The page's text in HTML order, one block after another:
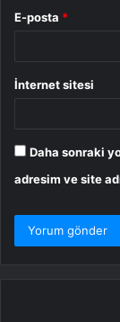
E-posta *
İnternet sitesi
Daha sonraki
adresim ve site